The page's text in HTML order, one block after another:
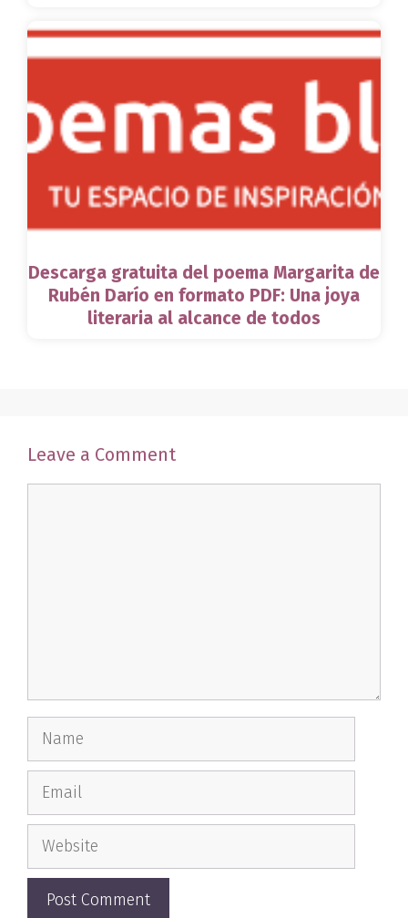
Descarga gratuita del poema Margarita de
Rubén Darío en formato PDF: Una joya
literaria al alcance de todos
Leave a Comment
Name
Email
Website